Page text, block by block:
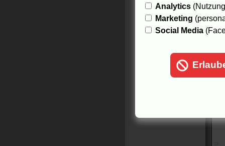
Analytics
Marketing
Social Media